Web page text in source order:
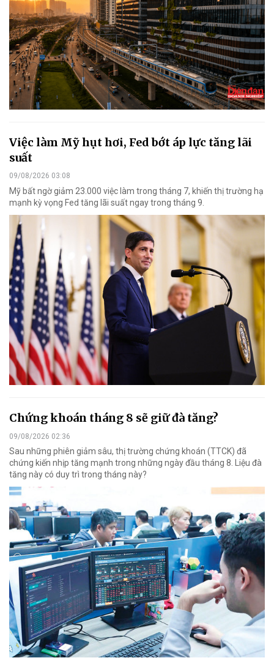
Việc làm Mỹ hụt hơi, Fed bớt áp lực tăng lãi
suất
09/08/2026 03:08
Mỹ bất ngờ giảm 23.000 việc làm trong tháng 7, khiến thị trường hạ
mạnh kỳ vọng Fed tăng lãi suất ngay trong tháng 9.
Chứng khoán tháng 8 sẽ giữ đà tăng?
09/08/2026 02:36
Sau những phiên giảm sâu, thị trường chứng khoán (TTCK) đã
chứng kiến nhịp tăng mạnh trong những ngày đầu tháng 8. Liệu đà
tăng này có duy trì trong tháng này?